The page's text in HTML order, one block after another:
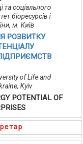
та соціального
біоресурсів і
м. Київ
РОЗВИТКУ
of Life and
Kyiv
POTENTIAL OF